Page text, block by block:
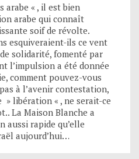
arabe « , il est bien
arabe qui connaît
soif de révolte.
esquiveraient-ils ce vent
solidarité, fomenté par
l’impulsion a été donnée
comment pouvez-vous
à l’avenir contestation,
» libération « , ne serait-ce
La Maison Blanche a
aussi rapide qu’elle
aujourd’hui…